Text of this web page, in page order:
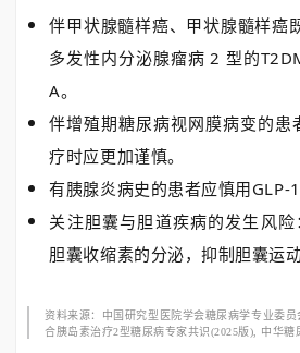
伴甲状腺髓样癌、甲状腺髓样癌
多发性内分泌腺瘤病 2 型的
A。
伴增殖期糖尿病视网膜病变的患
疗时应更加谨慎。
有胰腺炎病史的患者应慎用GLP-1
关注胆囊与胆道疾病的发生风险
胆囊收缩素的分泌，抑制胆囊运
资料来源：中国研究型医院学会糖尿病学专业委
合胰岛素治疗2型糖尿病专家共识(2025版), 中华糖